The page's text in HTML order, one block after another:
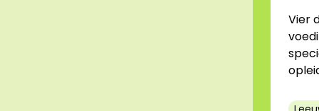
Vier